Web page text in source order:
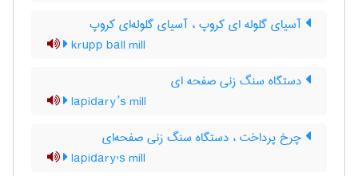
آسیای گلوله ای کروپ ، آسیای گلوله‌ای کروپ
krupp ball mill
دستگاه سنگ زنی صفحه ای
lapidary’s mill
چرخ پرداخت ، دستگاه سنگ زنی صفحه‌ای
lapidary's mill